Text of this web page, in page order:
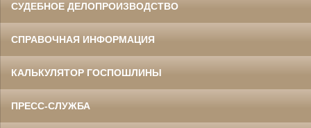
СУДЕБНОЕ ДЕЛОПРОИЗВОДСТВО
СПРАВОЧНАЯ ИНФОРМАЦИЯ
КАЛЬКУЛЯТОР ГОСПОШЛИНЫ
ПРЕСС-СЛУЖБА